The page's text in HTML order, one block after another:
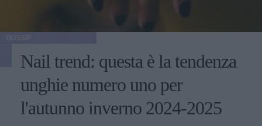
Nail trend: questa è la tendenza
unghie numero uno per
l'autunno inverno 2024-2025